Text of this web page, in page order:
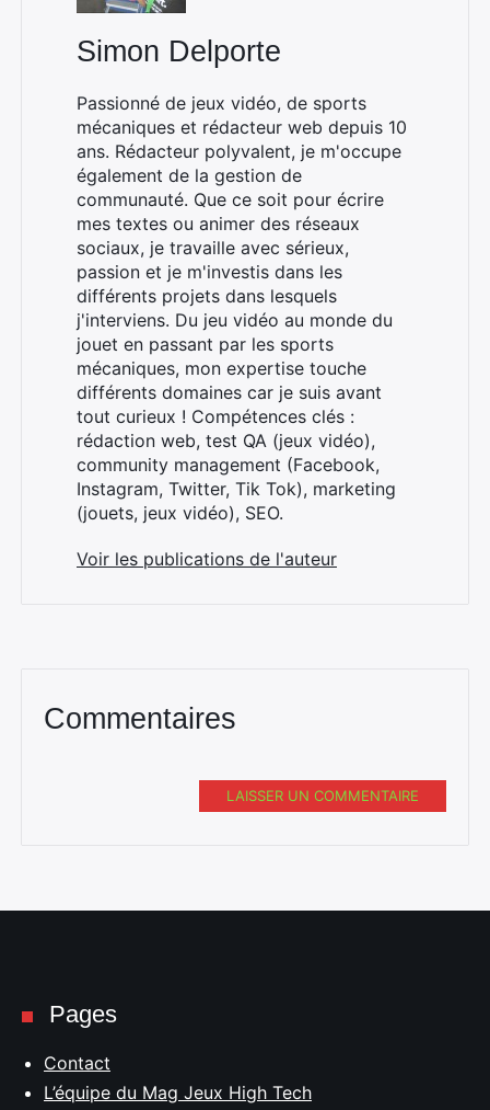
Simon Delporte
Passionné de jeux vidéo, de sports
mécaniques et rédacteur web depuis 10
ans. Rédacteur polyvalent, je m'occupe
également de la gestion de
communauté. Que ce soit pour écrire
mes textes ou animer des réseaux
sociaux, je travaille avec sérieux,
passion et je m'investis dans les
différents projets dans lesquels
j'interviens. Du jeu vidéo au monde du
jouet en passant par les sports
mécaniques, mon expertise touche
différents domaines car je suis avant
tout curieux ! Compétences clés :
rédaction web, test QA (jeux vidéo),
community management (Facebook,
Instagram, Twitter, Tik Tok), marketing
(jouets, jeux vidéo), SEO.
Voir les publications de l'auteur
Commentaires
LAISSER UN COMMENTAIRE
Pages
Contact
L’équipe du Mag Jeux High Tech